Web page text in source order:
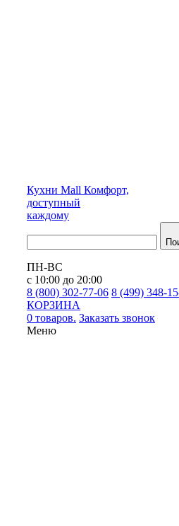
Кухни Mall Комфорт,
доступный
каждому
ПН-ВС
с 10:00 до 20:00
8 (800) 302-77-06 8 (499) 348-
КОРЗИНА
0 товаров. Заказать звонок
Меню